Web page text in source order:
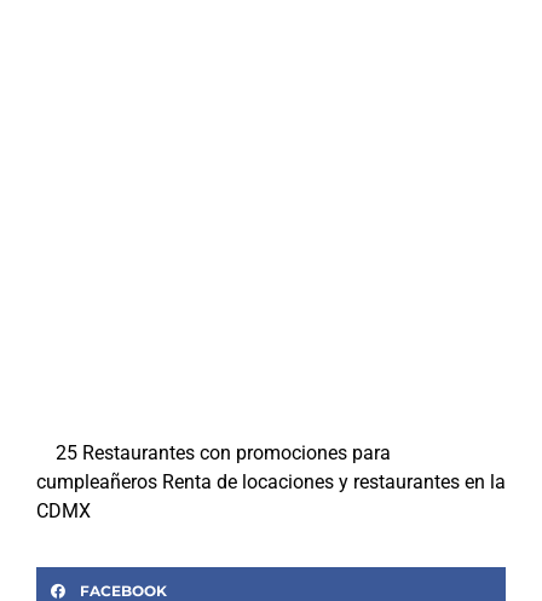
25 Restaurantes con promociones para
cumpleañeros Renta de locaciones y restaurantes en la
CDMX
FACEBOOK